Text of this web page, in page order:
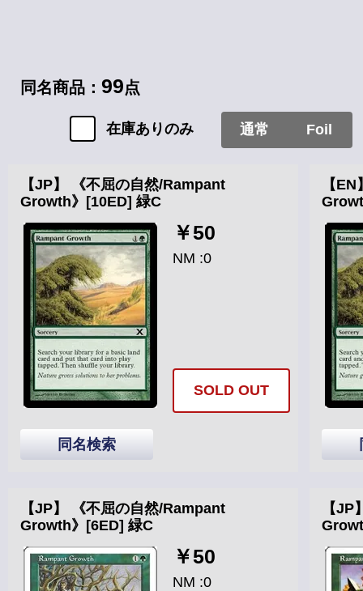
同名商品：99点
在庫ありのみ 通常 Foil
【JP】 《不屈の自然/Rampant
Growth》[10ED] 緑C
￥50
NM :0
SOLD OUT
同名検索
【
【JP】 《不屈の自然/Rampant
Growth》[6ED] 緑C
￥50
NM :0
【